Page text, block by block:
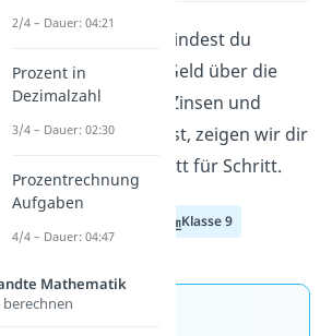
findest du
wie stark sich Geld über die
verändert. Wie du Zinsen und
berechnest, zeigen wir dir
Schritt für Schritt.
Klasse 9
2/4 – Dauer: 04:21
Prozent in
Dezimalzahl
3/4 – Dauer: 02:30
Prozentrechnung
Aufgaben
4/4 – Dauer: 04:47
Mathematik